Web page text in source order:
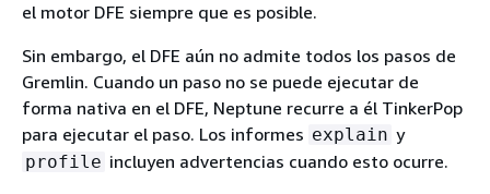
el motor DFE siempre que es posible.
Sin embargo, el DFE aún no admite todos los pasos de
Gremlin. Cuando un paso no se puede ejecutar de
forma nativa en el DFE, Neptune recurre a él TinkerPop
para ejecutar el paso. Los informes explain y
profile incluyen advertencias cuando esto ocurre.